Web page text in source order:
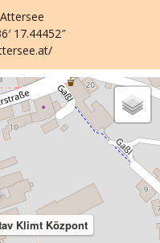
17.44452″
Klimt Központ